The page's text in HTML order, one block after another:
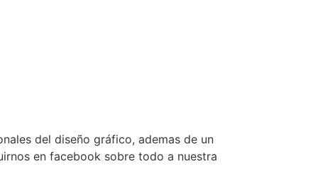
del diseño gráfico, ademas de un
en facebook sobre todo a nuestra